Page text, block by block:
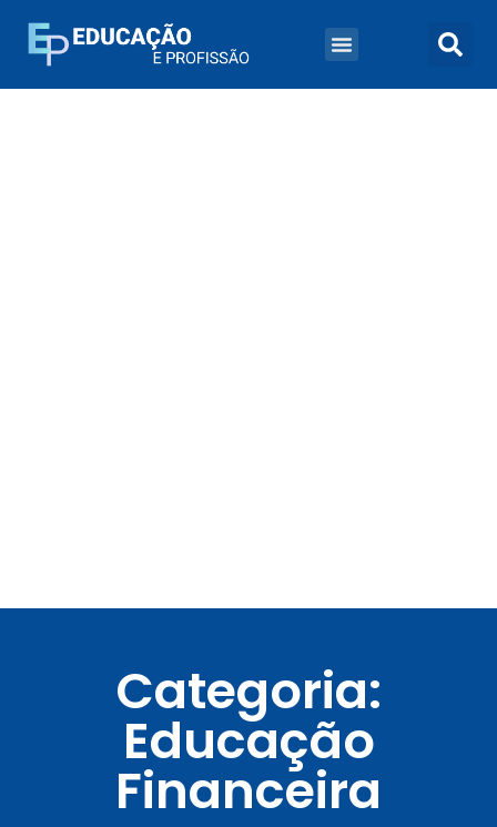
Categoria:
Educação
Financeira